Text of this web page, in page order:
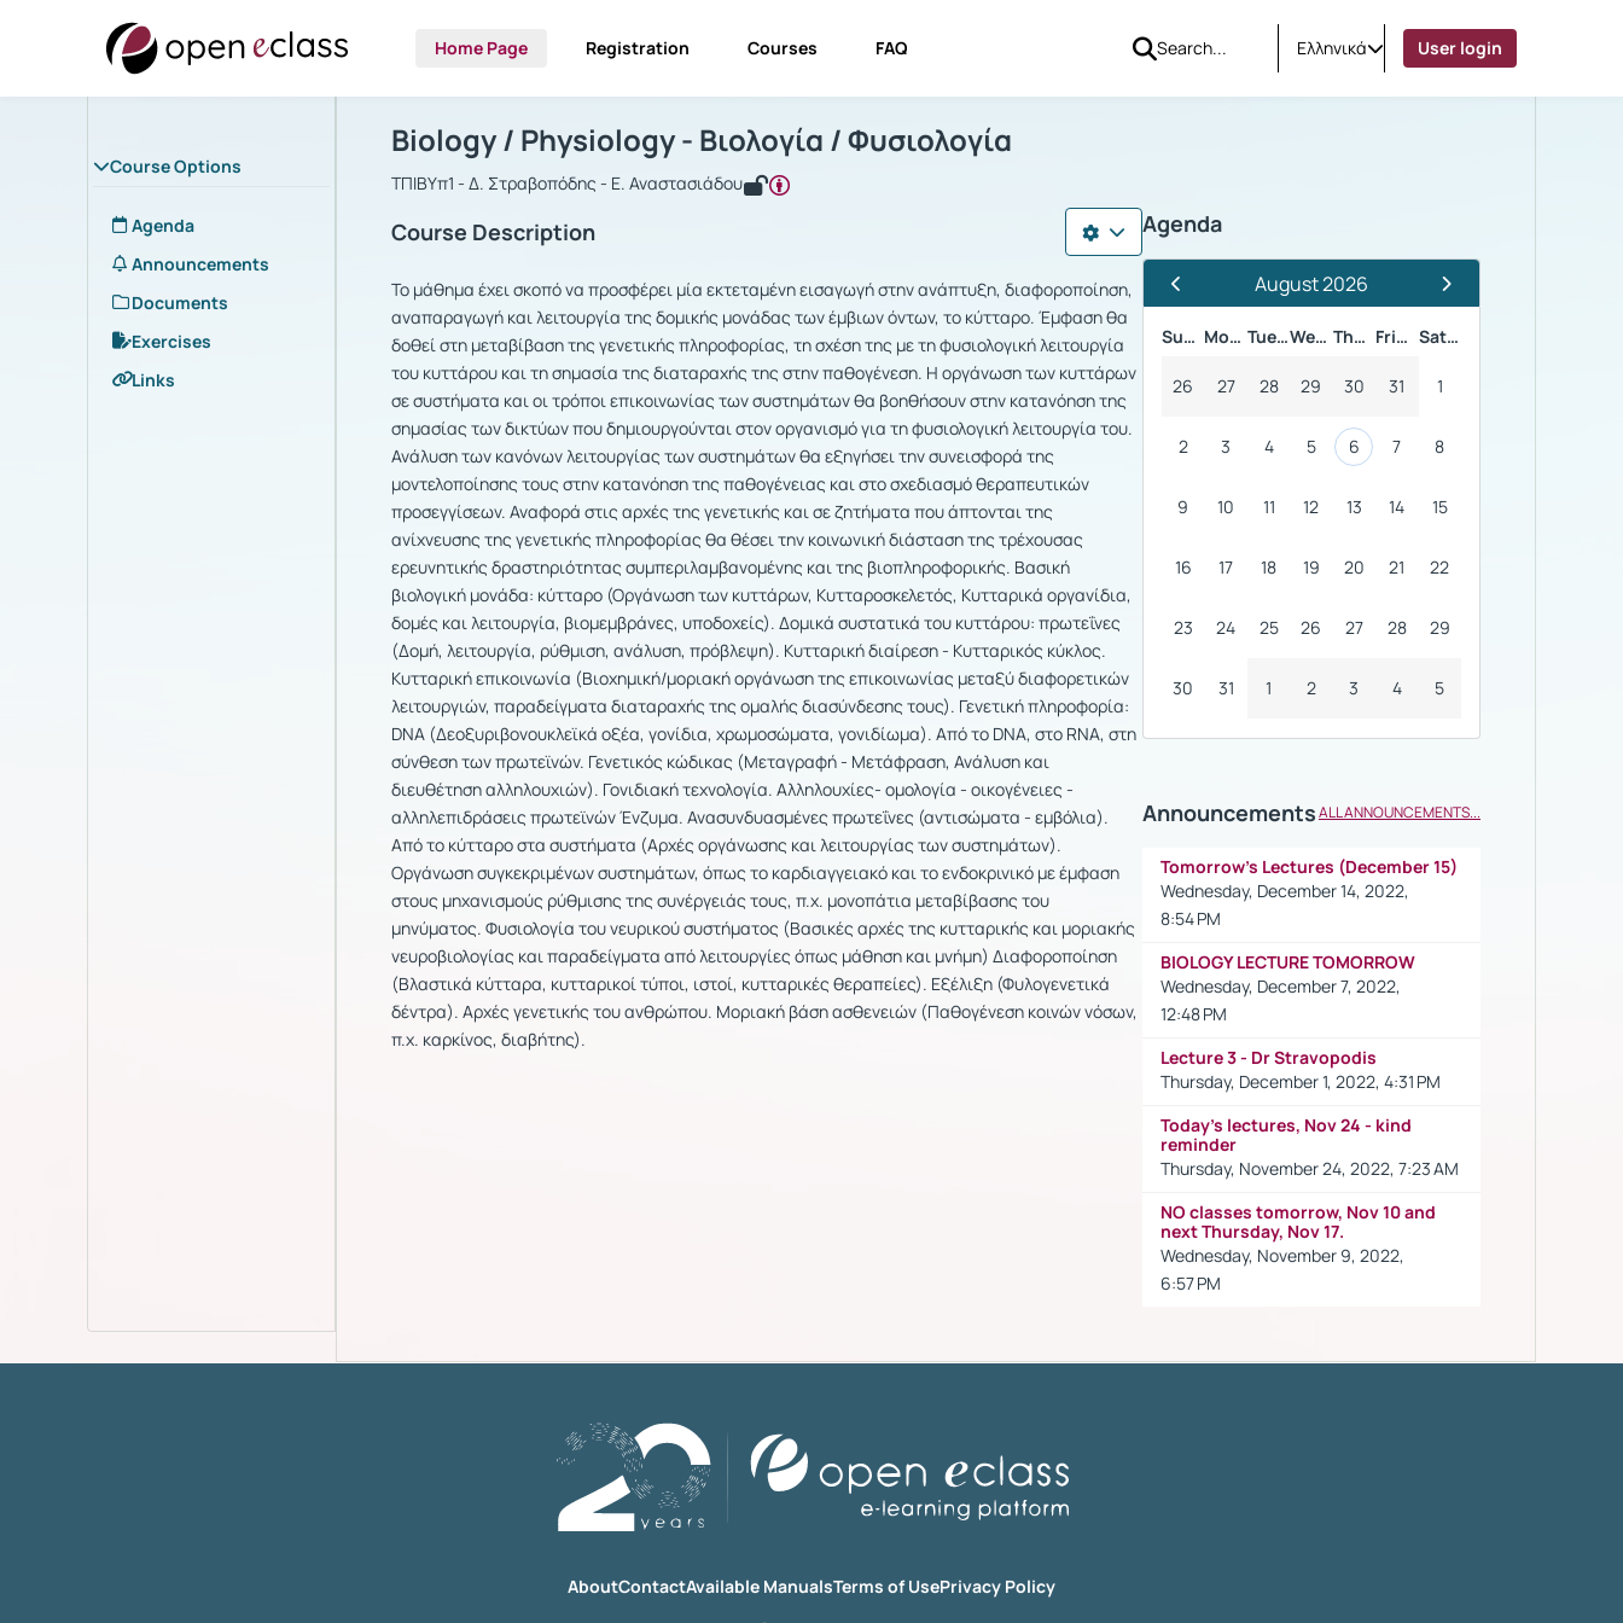
Home Page Registration Courses FAQ Ελληνικά User login
Course Options
Agenda
Announcements
Documents
Exercises
Links
Course : Biology / Physiology - Βιολογία / Φυσιολογία
Biology / Physiology - Βιολογία / Φυσιολογία
ΤΠΙΒΥπ1 - Δ. Στραβοπόδης - Ε. Αναστασιάδου
Course Description
Το μάθημα έχει σκοπό να προσφέρει μία εκτεταμένη εισαγωγή στην ανάπτυξη, διαφοροποίηση,
αναπαραγωγή και λειτουργία της δομικής μονάδας των έμβιων όντων, το κύτταρο. Έμφαση θα
δοθεί στη μεταβίβαση της γενετικής πληροφορίας, τη σχέση της με τη φυσιολογική λειτουργία
του κυττάρου και τη σημασία της διαταραχής της στην παθογένεση. Η οργάνωση των κυττάρων
σε συστήματα και οι τρόποι επικοινωνίας των συστημάτων θα βοηθήσουν στην κατανόηση της
σημασίας των δικτύων που δημιουργούνται στον οργανισμό για τη φυσιολογική λειτουργία του.
Ανάλυση των κανόνων λειτουργίας των συστημάτων θα εξηγήσει την συνεισφορά της
μοντελοποίησης τους στην κατανόηση της παθογένειας και στο σχεδιασμό θεραπευτικών
προσεγγίσεων. Αναφορά στις αρχές της γενετικής και σε ζητήματα που άπτονται της
ανίχνευσης της γενετικής πληροφορίας θα θέσει την κοινωνική διάσταση της τρέχουσας
ερευνητικής δραστηριότητας συμπεριλαμβανομένης και της βιοπληροφορικής. Βασική
βιολογική μονάδα: κύτταρο (Οργάνωση των κυττάρων, Κυτταροσκελετός, Κυτταρικά οργανίδια,
δομές και λειτουργία, βιομεμβράνες, υποδοχείς). Δομικά συστατικά του κυττάρου: πρωτεΐνες
(Δομή, λειτουργία, ρύθμιση, ανάλυση, πρόβλεψη). Κυτταρική διαίρεση - Κυτταρικός κύκλος.
Κυτταρική επικοινωνία (Βιοχημική/μοριακή οργάνωση της επικοινωνίας μεταξύ διαφορετικών
λειτουργιών, παραδείγματα διαταραχής της ομαλής διασύνδεσης τους). Γενετική πληροφορία:
DNA (Δεοξυριβονουκλεϊκά οξέα, γονίδια, χρωμοσώματα, γονιδίωμα). Από το DNA, στο RNA, στη
σύνθεση των πρωτεϊνών. Γενετικός κώδικας (Μεταγραφή - Μετάφραση, Ανάλυση και
διευθέτηση αλληλουχιών). Γονιδιακή τεχνολογία. Αλληλουχίες- ομολογία - οικογένειες -
αλληλεπιδράσεις πρωτεϊνών Ένζυμα. Ανασυνδυασμένες πρωτεΐνες (αντισώματα - εμβόλια).
Από το κύτταρο στα συστήματα (Αρχές οργάνωσης και λειτουργίας των συστημάτων).
Οργάνωση συγκεκριμένων συστημάτων, όπως το καρδιαγγειακό και το ενδοκρινικό με έμφαση
στους μηχανισμούς ρύθμισης της συνέργειάς τους, π.χ. μονοπάτια μεταβίβασης του
μηνύματος. Φυσιολογία του νευρικού συστήματος (Βασικές αρχές της κυτταρικής και μοριακής
νευροβιολογίας και παραδείγματα από λειτουργίες όπως μάθηση και μνήμη) Διαφοροποίηση
(Βλαστικά κύτταρα, κυτταρικοί τύποι, ιστοί, κυτταρικές θεραπείες). Εξέλιξη (Φυλογενετικά
δέντρα). Αρχές γενετικής του ανθρώπου. Μοριακή βάση ασθενειών (Παθογένεση κοινών νόσων,
π.χ. καρκίνος, διαβήτης).
Agenda
Previous MonthAugust 2026
Next Month
Sunday
Monday Tuesday Wednesday Thursday Friday Saturday
26 27 28 29 30 31 1
2 3 4 5 6 7 8
9 10 11 12 13 14 15
16 17 18 19 20 21 22
23 24 25 26 27 28 29
30 31 1 2 3 4 5
AnnouncementsALL ANNOUNCEMENTS...
Tomorrow's Lectures (December 15)
Wednesday, December 14, 2022,
8:54 PM
BIOLOGY LECTURE TOMORROW
Wednesday, December 7, 2022,
12:48 PM
Lecture 3 - Dr Stravopodis
Thursday, December 1, 2022, 4:31 PM
Today's lectures, Nov 24 - kind
reminder
Thursday, November 24, 2022, 7:23 AM
NO classes tomorrow, Nov 10 and
next Thursday, Nov 17.
Wednesday, November 9, 2022,
6:57 PM
AboutContactAvailable ManualsTerms of UsePrivacy Policy